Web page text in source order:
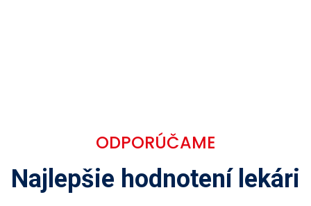
ODPORÚČAME
Najlepšie hodnotení lekári